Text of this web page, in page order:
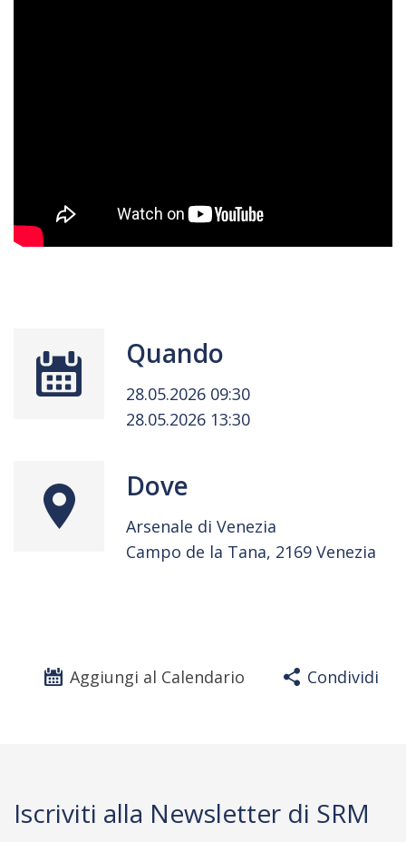
Quando
28.05.2026 09:30
28.05.2026 13:30
Dove
Arsenale di Venezia
Campo de la Tana, 2169 Venezia
Aggiungi al Calendario Condividi
Iscriviti alla Newsletter di SRM